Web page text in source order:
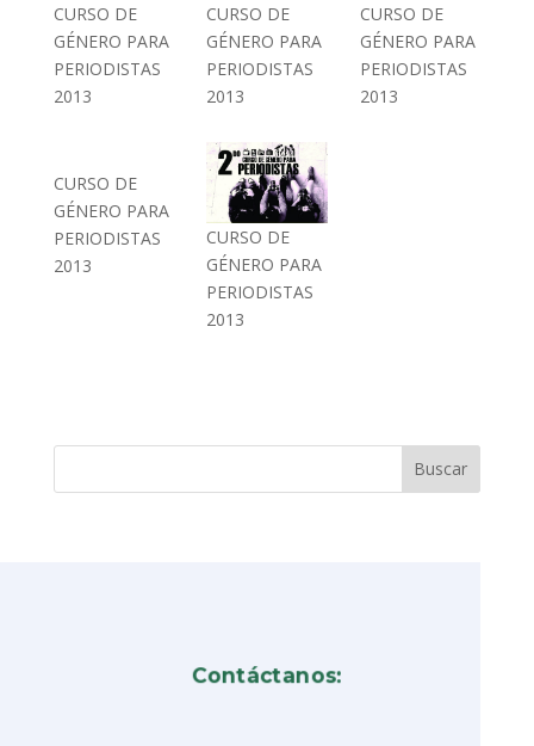
CURSO DE
GÉNERO PARA
PERIODISTAS
2013
CURSO DE
GÉNERO PARA
PERIODISTAS
2013
CURSO DE
GÉNERO PARA
PERIODISTAS
2013
CURSO DE
GÉNERO PARA
PERIODISTAS
2013
CURSO DE
GÉNERO PARA
PERIODISTAS
2013
Contáctanos: